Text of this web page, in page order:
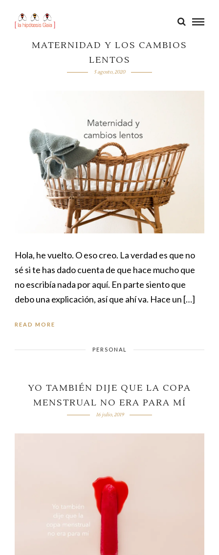
MATERNIDAD Y LOS CAMBIOS
LENTOS
5 agosto, 2020
Hola, he vuelto. O eso creo. La verdad es que no
sé si te has dado cuenta de que hace mucho que
no escribía nada por aquí. En parte siento que
debo una explicación, así que ahí va. Hace un […]
READ MORE
PERSONAL
YO TAMBIÉN DIJE QUE LA COPA
MENSTRUAL NO ERA PARA MÍ
16 julio, 2019